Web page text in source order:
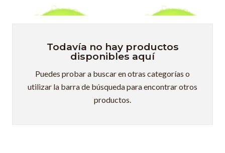
Todavía no hay productos
disponibles aquí
Puedes probar a buscar en otras categorías o
utilizar la barra de búsqueda para encontrar otros
productos.